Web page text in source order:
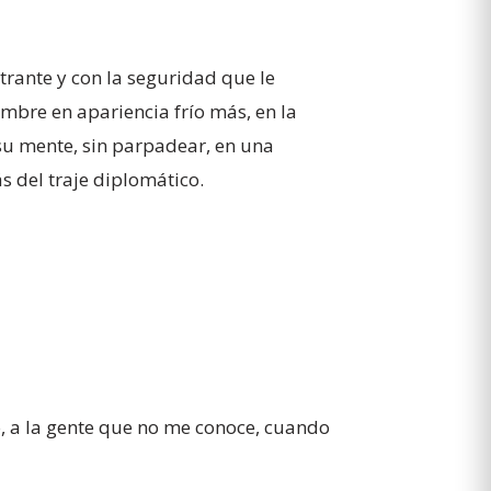
y con la seguridad que le
en apariencia frío más, en la
mente, sin parpadear, en una
del traje diplomático.
la gente que no me conoce, cuando